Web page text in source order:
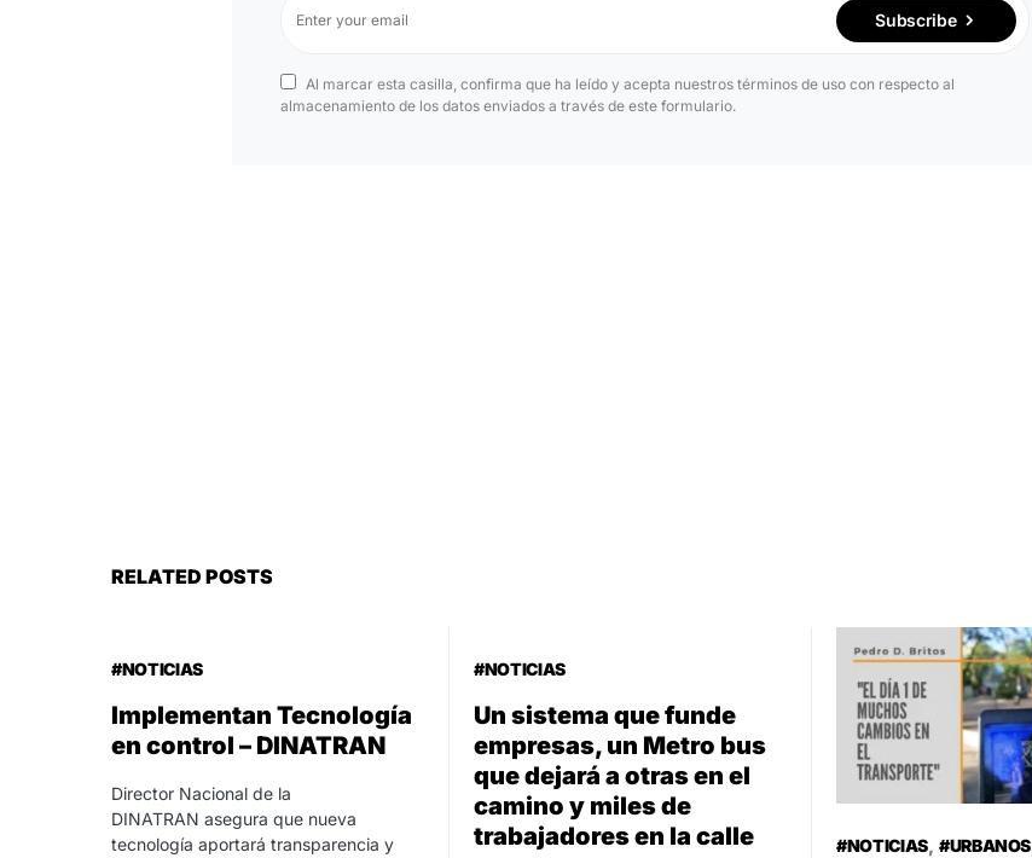
Subscribe
Al marcar esta casilla, confirma que ha leído y acepta nuestros términos de uso con respecto al
almacenamiento de los datos enviados a través de este formulario.
RELATED POSTS
#NOTICIAS
Implementan Tecnología
en control – DINATRAN
Director Nacional de la
DINATRAN asegura que nueva
tecnología aportará transparencia y
#NOTICIAS
Un sistema que funde
empresas, un Metro bus
que dejará a otras en el
camino y miles de
trabajadores en la calle
#NOTICIAS #URBANOS